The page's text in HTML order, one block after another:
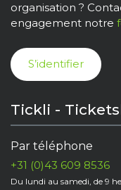
organisation ?
engagement notre
S’identifier
Tickli -
Par téléphone
+31 (0)43 609 8536
Du lundi au samedi, de 9